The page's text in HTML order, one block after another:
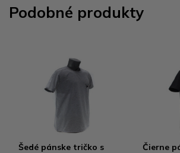
Podobné produkty
Šedé pánske tričko s
Čierne